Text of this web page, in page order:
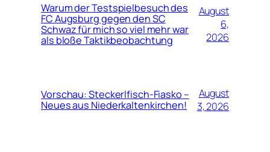
Warum der Testspielbesuch des
FC Augsburg gegen den SC
Schwaz für mich so viel mehr war
als bloße Taktikbeobachtung
August
6,
2026
Vorschau: Steckerlfisch-Fiasko –
Neues aus Niederkaltenkirchen!
August
3, 2026